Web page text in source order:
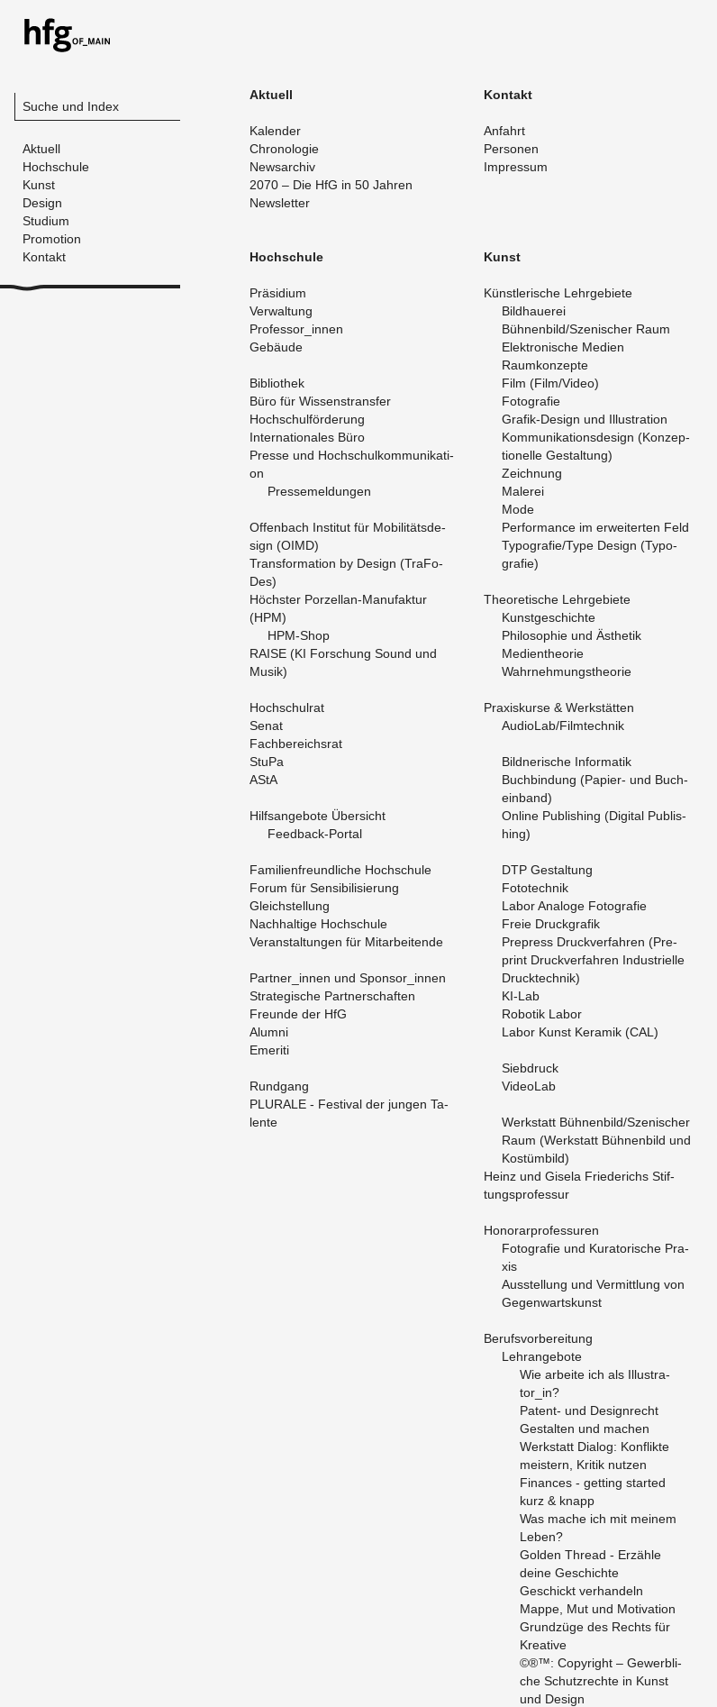
Suche und Index
Aktuell
Hochschule
Kunst
Design
Studium
Promotion
Kontakt
Ak­tu­ell
Ka­len­der
Chro­no­lo­gie
News­ar­chiv
2070 – Die HfG in 50 Jah­ren
News­let­ter
Kon­takt
An­fahrt
Per­so­nen
Im­pres­sum
Hoch­schu­le
Prä­si­di­um
Ver­wal­tung
Pro­fes­sor_in­nen
Ge­bäu­de
Bi­blio­thek
Büro für Wis­sens­trans­fer
Hoch­schul­för­de­rung
In­ter­na­tio­na­les Büro
Pres­se und Hoch­schul­kom­mu­ni­ka­ti­
on
Pres­se­mel­dun­gen
Of­fen­bach In­sti­tut für Mo­bi­li­täts­de­
sign (OIMD)
Trans­for­ma­ti­on by De­sign (Tra­Fo­
Des)
Höchs­ter Por­zel­lan-Ma­nu­fak­tur
(HPM)
HPM-Shop
RAISE (KI For­schung Sound und
Musik)
Hoch­schul­rat
Senat
Fach­be­reichs­rat
StuPa
AStA
Hilfs­an­ge­bo­te Über­sicht
Feed­back-Por­tal
Fa­mi­li­en­freund­li­che Hoch­schu­le
Forum für Sen­si­bi­li­sie­rung
Gleich­stel­lung
Nach­hal­ti­ge Hoch­schu­le
Ver­an­stal­tun­gen für Mit­ar­bei­ten­de
Part­ner_in­nen und Spon­sor_in­nen
Stra­te­gi­sche Part­ner­schaf­ten
Freun­de der HfG
Alum­ni
Eme­ri­ti
Rund­gang
PLU­RA­LE - Fes­ti­val der jun­gen Ta­
len­te
Kunst
Künst­le­ri­sche Lehr­ge­bie­te
Bild­haue­rei
Büh­nen­bild/Sze­ni­scher Raum
Elek­tro­ni­sche Me­di­en
Raum­kon­zep­te
Film (Film/Video)
Fo­to­gra­fie
Gra­fik-De­sign und Il­lus­tra­ti­on
Kom­mu­ni­ka­ti­ons­de­sign (Kon­zep­
tio­nel­le Ge­stal­tung)
Zeich­nung
Ma­le­rei
Mode
Per­for­mance im er­wei­ter­ten Feld
Ty­po­gra­fie/Type De­sign (Ty­po­
gra­fie)
Theo­re­ti­sche Lehr­ge­bie­te
Kunst­ge­schich­te
Phi­lo­so­phie und Äs­the­tik
Me­di­en­theo­rie
Wahr­neh­mungs­theo­rie
Pra­xis­kur­se & Werk­stät­ten
Au­dioLab/Film­tech­nik
Bild­ne­ri­sche In­for­ma­tik
Buch­bin­dung (Pa­pier- und Buch­
ein­band)
On­line Pu­blis­hing (Di­gi­tal Pu­blis­
hing)
DTP Ge­stal­tung
Fo­to­tech­nik
Labor Ana­lo­ge Fo­to­gra­fie
Freie Druck­gra­fik
Pre­press Druck­ver­fah­ren (Pre­
print Druck­ver­fah­ren In­dus­tri­el­le
Druck­tech­nik)
KI-Lab
Ro­bo­tik Labor
Labor Kunst Ke­ra­mik (CAL)
Sieb­druck
Vi­deoLab
Werk­statt Büh­nen­bild/Sze­ni­scher
Raum (Werk­statt Büh­nen­bild und
Kos­tüm­bild)
Heinz und Gi­se­la Frie­de­richs Stif­
tungs­pro­fes­sur
Ho­no­rar­pro­fes­su­ren
Fo­to­gra­fie und Ku­ra­to­ri­sche Pra­
xis
Aus­stel­lung und Ver­mitt­lung von
Ge­gen­warts­kunst
Be­rufs­vor­be­rei­tung
Lehr­an­ge­bo­te
Wie ar­bei­te ich als Il­lus­tra­
tor_in?
Pa­tent- und De­si­gn­recht
Ge­stal­ten und ma­chen
Werk­statt Dia­log: Kon­flik­te
meis­tern, Kri­tik nut­zen
Fi­nan­ces - get­ting star­ted
kurz & knapp
Was mache ich mit mei­nem
Leben?
Gol­den Thre­ad - Er­zäh­le
deine Ge­schich­te
Ge­schickt ver­han­deln
Mappe, Mut und Mo­ti­va­ti­on
Grund­zü­ge des Rechts für
Krea­ti­ve
©®™: Co­py­right – Ge­werb­li­
che Schutz­rech­te in Kunst
und De­sign